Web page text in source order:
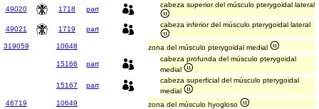
49020
1718 part
cabeza superior del músculo pterygoidal lateral
49021 1719 part
cabeza inferior del músculo pterygoidal lateral
319059 10648 zona del músculo pterygoidal medial
15166 part
cabeza profunda del músculo pterygoidal
medial
15167
part
cabeza superficial del músculo pterygoidal
medial
46719
10649
zona del músculo hyogloso